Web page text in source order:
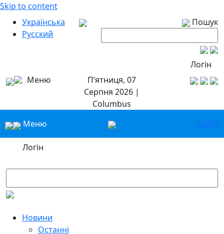
Skip to content
Українська
Русский
Пошук
Логін
Меню
П’ятниця, 07
Серпня 2026 |
Columbus
Меню
УкрРу
Логін
Новини
Останні